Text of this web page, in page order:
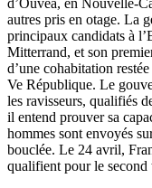
d’Ouvéa, en Nouvelle-
autres pris en otage. La
principaux candidats à
Mitterrand, et son
d’une cohabitation
Ve République. Le
les ravisseurs, qualifiés
il entend prouver sa
hommes sont envoyés
bouclée. Le 24 avril,
qualifient pour le second